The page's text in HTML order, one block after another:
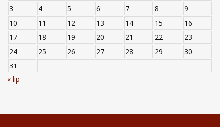
3
4 5 6 7 8
9
10
11 12 13 14 15
16
17
18 19 20 21 22
23
24
25 26 27 28 29
30
31
« lip